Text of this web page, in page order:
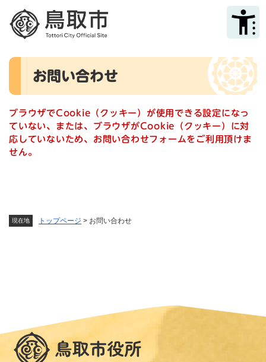
メニューを飛ばして本文へ
現在地 トップページ > お問い合わせ
本
お問い合わせ
ブラウザでCookie（クッキー）が使用できる設定になっ
ていない、または、ブラウザがCookie（クッキー）に対
応していないため、お問い合わせフォームをご利用頂けま
せん。